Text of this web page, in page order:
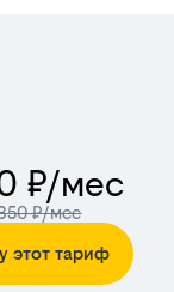
₽/мес
₽/мес
этот тариф